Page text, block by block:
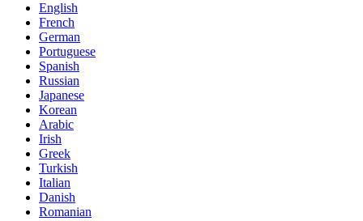
English
French
German
Portuguese
Spanish
Russian
Japanese
Korean
Arabic
Irish
Greek
Turkish
Italian
Danish
Romanian